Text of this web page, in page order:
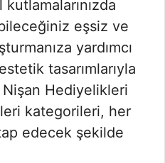
eşsiz ve
yardımcı
tasarımlarıyla
Hediyelikleri
kategorileri, her
edecek şekilde